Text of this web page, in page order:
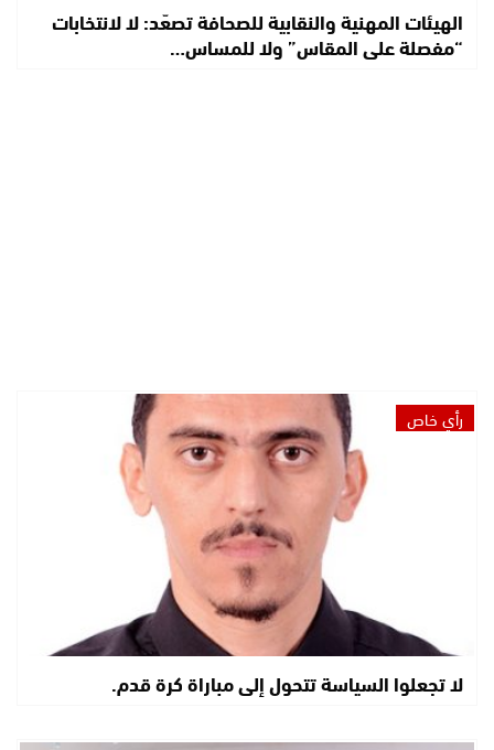
الهيئات المهنية والنقابية للصحافة تصعّد: لا لانتخابات
“مفصلة على المقاس” ولا للمساس…
رأي خاص
لا تجعلوا السياسة تتحول إلى مباراة كرة قدم.